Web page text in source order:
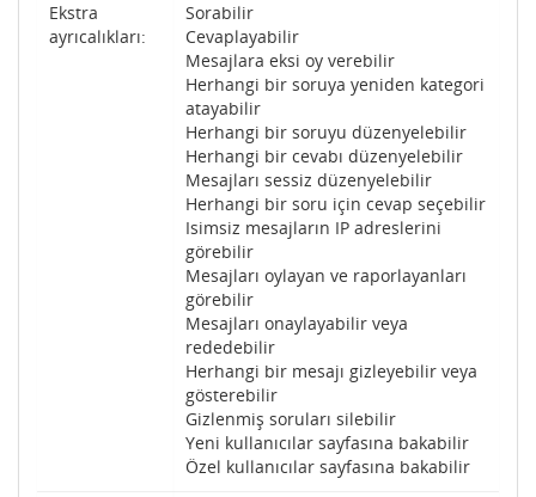
Ekstra
ayrıcalıkları:
Sorabilir
Cevaplayabilir
Mesajlara eksi oy verebilir
Herhangi bir soruya yeniden kategori
atayabilir
Herhangi bir soruyu düzenyelebilir
Herhangi bir cevabı düzenyelebilir
Mesajları sessiz düzenyelebilir
Herhangi bir soru için cevap seçebilir
Isimsiz mesajların IP adreslerini
görebilir
Mesajları oylayan ve raporlayanları
görebilir
Mesajları onaylayabilir veya
rededebilir
Herhangi bir mesajı gizleyebilir veya
gösterebilir
Gizlenmiş soruları silebilir
Yeni kullanıcılar sayfasına bakabilir
Özel kullanıcılar sayfasına bakabilir